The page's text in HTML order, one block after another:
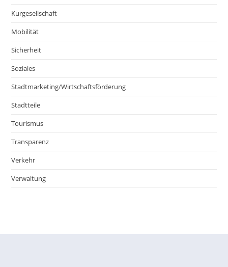
Kurgesellschaft
Mobilität
Sicherheit
Soziales
Stadtmarketing/Wirtschaftsförderung
Stadtteile
Tourismus
Transparenz
Verkehr
Verwaltung